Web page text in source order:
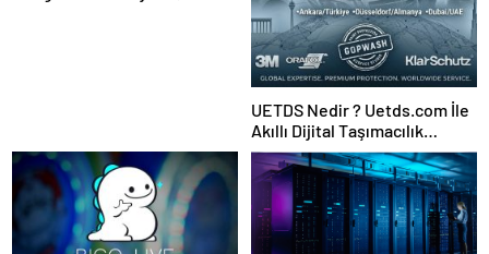
UETDS Nedir ? Uetds.com İle
Akıllı Dijital Taşımacılık
Yazılımı